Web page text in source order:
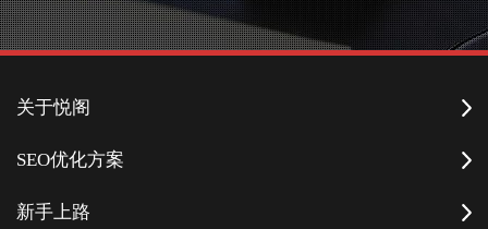
关于悦阁
SEO优化方案
新手上路